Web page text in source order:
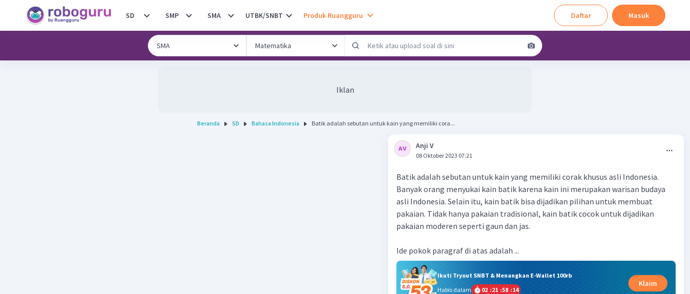
SD SMP SMA UTBK/SNBT Produk Ruangguru Daftar Masuk
Iklan
Beranda SD Bahasa Indonesia Batik adalah sebutan untuk kain yang memiliki cora...
Anji V
08 Oktober 2023 07:21
Batik adalah sebutan untuk kain yang memiliki corak khusus asli Indonesia.
Banyak orang menyukai kain batik karena kain ini merupakan warisan budaya
asli Indonesia. Selain itu, kain batik bisa dijadikan pilihan untuk membuat
pakaian. Tidak hanya pakaian tradisional, kain batik cocok untuk dijadikan
pakaian moderen seperti gaun dan jas.
Ide pokok paragraf di atas adalah ...
Ikuti Tryout SNBT & Menangkan E-Wallet 100rb
Habis dalam
02 :21 :58 :13
Klaim